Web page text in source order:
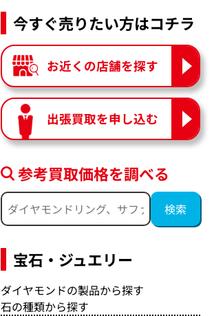
今すぐ売りたい方はコチラ
お近くの店舗を探す
出張買取を申し込む
参考買取価格を調べる
宝石・ジュエリー
ダイヤモンドの製品から探す
石の種類から探す